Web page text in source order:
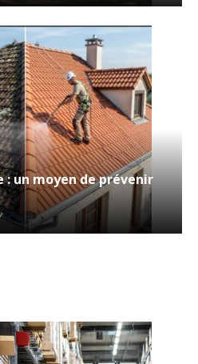
un moyen de prévenir